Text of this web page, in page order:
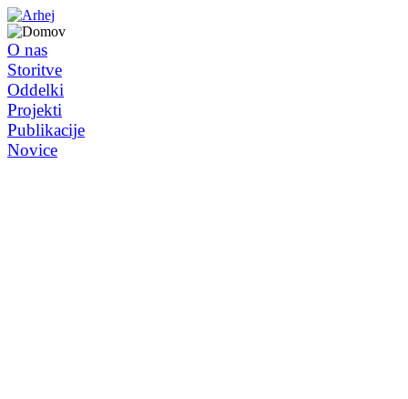
O nas
Storitve
Oddelki
Projekti
Publikacije
Novice